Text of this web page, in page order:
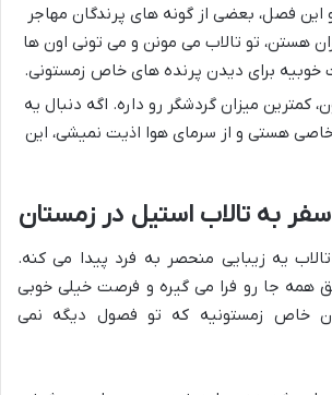
این فصل، بعضی از گونه های پرندگان مهاجر
هستن، تو تالاب می مونن و می تونی اون ها
خوبیه برای دیدن پرنده های خاص زمستونی.
کمترین میزان گردشگر رو داره. اگه دنبال یه
هستی و از سرمای هوا اذیت نمیشی، این
به تالاب استیل در زمستان
تالاب یه زیبایی منحصر به فرد پیدا می کنه.
همه جا رو فرا می گیره و فرصت خیلی خوبی
خاص زمستونیه که تو فصول دیگه نمی